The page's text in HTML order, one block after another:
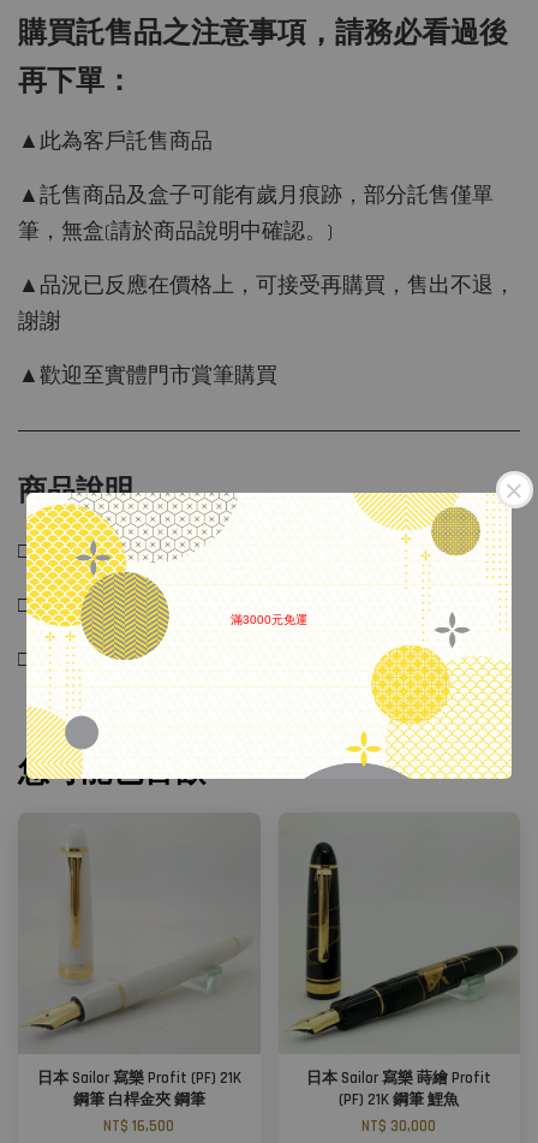
滿3000元免運
購買託售品之注意事項，請務必看過後
再下單：
▲此為客戶託售商品
▲託售商品及盒子可能有歲月痕跡，部分託售僅單
筆，無盒(請於商品說明中確認。)
▲品況已反應在價格上，可接受再購買，售出不退，
謝謝
▲歡迎至實體門市賞筆購買
商品說明
□ 品名：萬寶龍漂浮玫瑰金原子筆
□ 新/舊：庫存新品
□ 配件：無盒
您可能也喜歡
日本 Sailor 寫樂 Profit (PF) 21K
鋼筆 白桿金夾 鋼筆
NT$ 16,500
日本 Sailor 寫樂 蒔繪 Profit
(PF) 21K 鋼筆 鯉魚
NT$ 30,000